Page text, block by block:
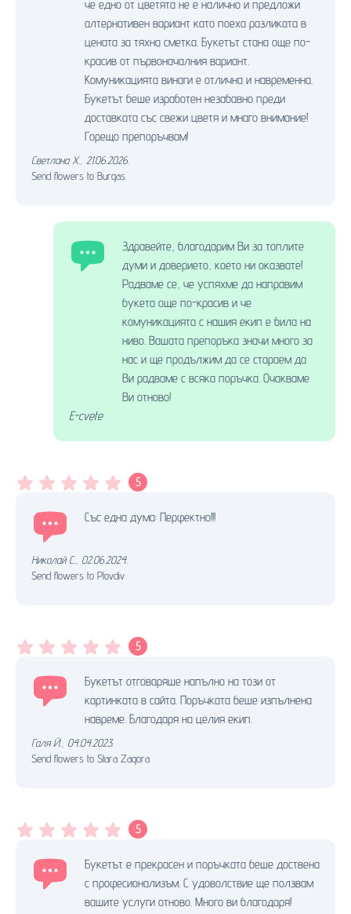
че едно от цветята не е налично и предложи
алтернативен вариант като поеха разликата в
цената за тяхна сметка. Букетът стана още по-
красив от първоначалния вариант.
Комуникацията винаги е отлична и навременна.
Букетът беше изработен незабавно преди
доставката със свежи цветя и мнаго внимание!
Горещо препоръчвам!
Светлана Х. 21.06.2026.
Send flowers to Burgas
Здравейте, благодарим Ви за топлите
думи и доверието, което ни оказвате!
Радваме се, че успяхме да направим
букета още по-красив и че
комуникацията с нашия екип е била на
ниво. Вашата препоръка значи много за
нас и ще продължим да се стараем да
Ви радваме с всяка поръчка. Очакваме
Ви отново!
E-cvete
5
Със една дума: Перфектно!!!
Николай С. 02.06.2024.
Send flowers to Plovdiv
5
Букетът отговаряше напълно на този от
картинката в сайта. Поръчката беше изпълнена
навреме. Благодаря на целия екип.
Галя Й. 04.04.2023.
Send flowers to Stara Zagora
5
Букетът е прекрасен и поръчката беше доствена
с професионализъм. С удоволствие ще ползвам
вашите услуги отново. Много ви благодаря!